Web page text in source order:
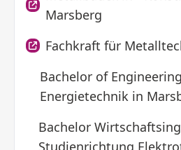
Marsberg
Fachkraft für
Bachelor of
Energietechnik in
Bachelor
Studienrichtung